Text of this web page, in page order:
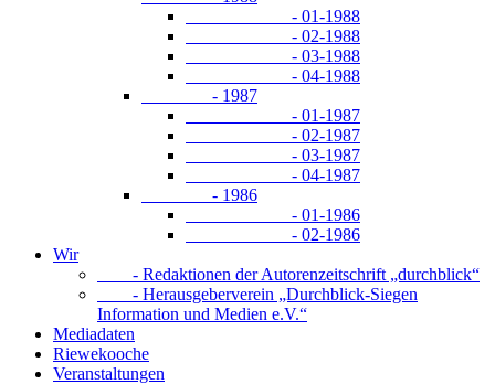
- 01-1988
- 02-1988
- 03-1988
- 04-1988
- 1987
- 01-1987
- 02-1987
- 03-1987
- 04-1987
- 1986
- 01-1986
- 02-1986
Wir
- Redaktionen der Autorenzeitschrift „durchblick“
- Herausgeberverein „Durchblick-Siegen
Information und Medien e.V.“
Mediadaten
Riewekooche
Veranstaltungen